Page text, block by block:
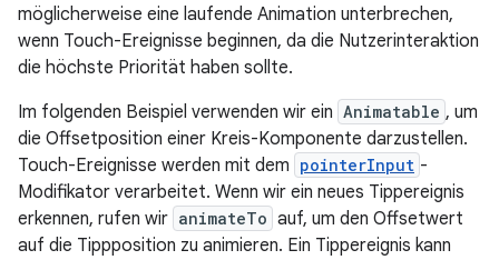
möglicherweise eine laufende Animation unterbrechen,
wenn Touch-Ereignisse beginnen, da die Nutzerinteraktion
die höchste Priorität haben sollte.
Im folgenden Beispiel verwenden wir ein Animatable , um
die Offsetposition einer Kreis-Komponente darzustellen.
Touch-Ereignisse werden mit dem pointerInput -
Modifikator verarbeitet. Wenn wir ein neues Tippereignis
erkennen, rufen wir animateTo auf, um den Offsetwert
auf die Tippposition zu animieren. Ein Tippereignis kann